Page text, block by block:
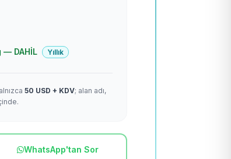
— DAHİL Yıllık
50 USD + KDV; alan adı,
WhatsApp'tan Sor